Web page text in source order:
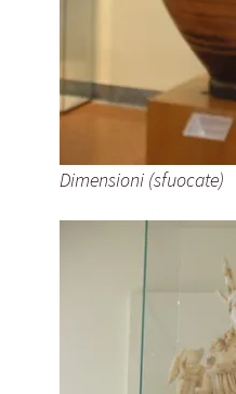
Dimensioni (sfuocate)